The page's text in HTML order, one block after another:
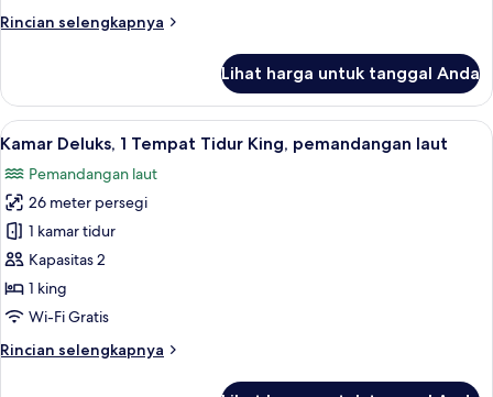
King
Rincian selengkapnya
Rincian
Kamar
Deluks,
1
Tidur
King
Lihat harga untuk tanggal Anda
Lihat
semua
foto
untuk
Kamar
Deluks,
1
Tempat
King,
Brankas, meja kerja, tirai kedap
9
Kamar Deluks, 1 Tempat Tidur King, pemandangan laut
Pemandangan laut
26 meter persegi
1 kamar tidur
Kapasitas 2
1 king
Wi-Fi Gratis
Rincian selengkapnya
Rincian